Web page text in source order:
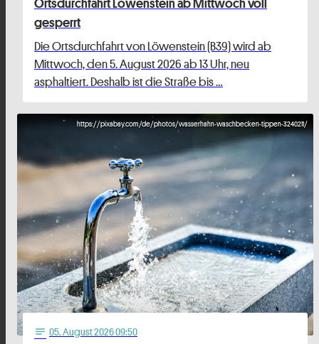
gesperrt
Die Ortsdurchfahrt von Löwenstein (B39) wird ab
Mittwoch, den 5. August 2026 ab 13 Uhr, neu
asphaltiert. Deshalb ist die Straße bis …
https://pixabay.com/de/photos/wasserhahn-waschbecken-tippen-3240211/
notes 05. August 2026 09:50